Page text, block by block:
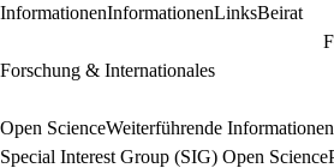
InformationenInformationenLinksBeirat
Forschung & Internationales
Open ScienceWeiterführende Informationen
Special Interest Group (SIG) Open Science